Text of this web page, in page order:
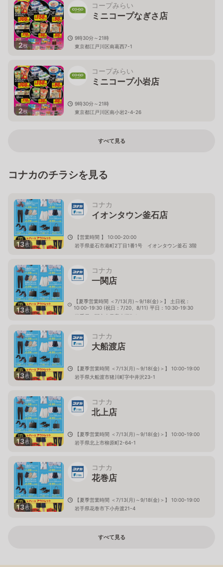
2枚
コープみらい
ミニコープなぎさ店
9時30分～21時
東京都江戸川区南葛西7-1
2枚
コープみらい
ミニコープ小岩店
9時30分～21時
東京都江戸川区南小岩2-4-26
すべて見る
コナカのチラシを見る
13枚
コナカ
イオンタウン釜石店
【営業時間 】 10:00-20:00
岩手県釜石市港町2丁目1番1号 イオンタウン釜石 3階
13枚
コナカ
一関店
【夏季営業時間 ＜7/13(月)～9/18(金)＞】 土日祝：
10:00-19:30 (祝日：7/20、8/11) 平日：10:30-19:30
岩手県一関市山目字大槻7-1
13枚
コナカ
大船渡店
【夏季営業時間 ＜7/13(月)～9/18(金)＞】 10:00-19:00
岩手県大船渡市猪川町字中井沢23-1
13枚
コナカ
北上店
【夏季営業時間 ＜7/13(月)～9/18(金)＞】 10:00-19:00
岩手県北上市柳原町2-64-1
13枚
コナカ
花巻店
【夏季営業時間 ＜7/13(月)～9/18(金)＞】 10:00-19:00
岩手県花巻市下小舟渡21-4
すべて見る